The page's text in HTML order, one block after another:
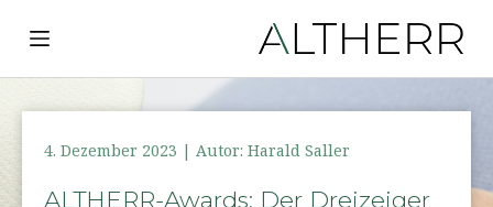
S
p
4. Dezember 2023 | Autor: Harald Saller
ALTHERR-Awards: Der Dreizeiger